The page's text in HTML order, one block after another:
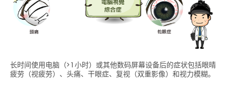
长时间使用电脑（> 1 小时）或其他数码屏幕设备后的症状包括眼晴
疲劳（视疲劳）、头痛、干眼症、复视（双重影像）和视力模糊。